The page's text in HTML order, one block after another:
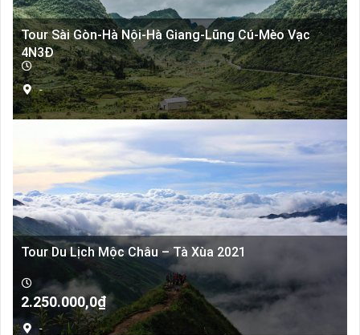
Tour Sài Gòn-Hà Nội-Hà Giang-Lũng Cú-Mèo Vạc
4N3Đ
-
Tour Du Lịch Mộc Châu – Tà Xùa 2021
2.250.000,0₫
-